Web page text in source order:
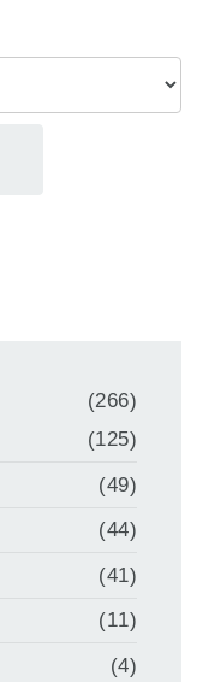
(266)
(125)
(49)
(44)
(41)
(11)
(4)